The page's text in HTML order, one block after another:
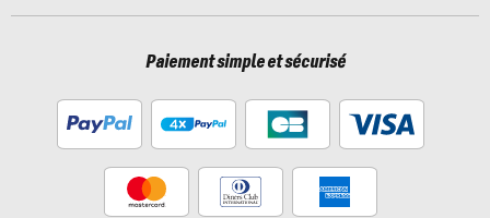
Paiement simple et sécurisé